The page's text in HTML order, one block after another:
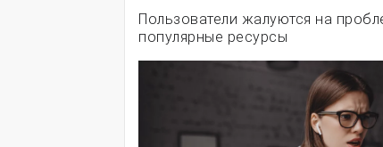
Пользователи жалуются на
популярные ресурсы